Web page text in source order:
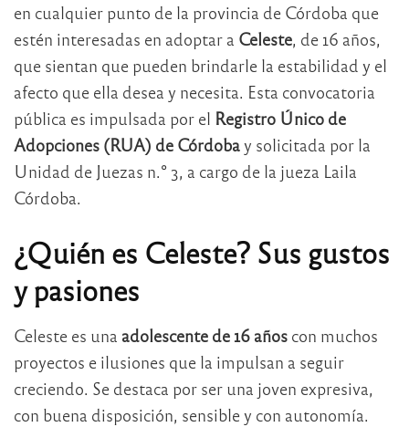
en cualquier punto de la provincia de Córdoba que
estén interesadas en adoptar a Celeste, de 16 años,
que sientan que pueden brindarle la estabilidad y el
afecto que ella desea y necesita. Esta convocatoria
pública es impulsada por el Registro Único de
Adopciones (RUA) de Córdobay solicitada por la
Unidad de Juezas n.° 3, a cargo de la jueza Laila
Córdoba.
¿Quién es Celeste? Sus gustos
y pasiones
Celeste es una adolescente de 16 años con muchos
proyectos e ilusiones que la impulsan a seguir
creciendo. Se destaca por ser una joven expresiva,
con buena disposición, sensible y con autonomía.